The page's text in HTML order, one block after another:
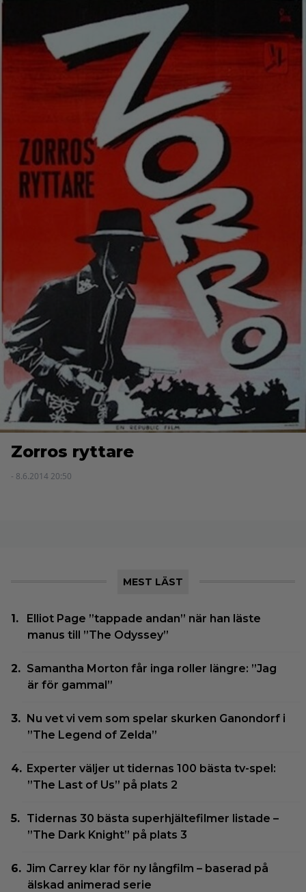
Zorros ryttare
- 8.6.2014 20:50
MEST LÄST
Elliot Page ”tappade andan” när han läste
manus till ”The Odyssey”
Samantha Morton får inga roller längre: ”Jag
är för gammal”
Nu vet vi vem som spelar skurken Ganondorf i
”The Legend of Zelda”
Experter väljer ut tidernas 100 bästa tv-spel:
”The Last of Us” på plats 2
Tidernas 30 bästa superhjältefilmer listade –
”The Dark Knight” på plats 3
Jim Carrey klar för ny långfilm – baserad på
älskad animerad serie